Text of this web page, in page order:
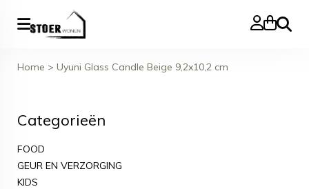
Zoeken
Home > Uyuni Glass Candle Beige 9,2x10,2 cm
Categorieën
FOOD
GEUR EN VERZORGING
KIDS